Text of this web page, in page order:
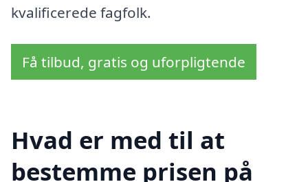
kvalificerede fagfolk.
Få tilbud, gratis og uforpligtende
Hvad er med til at
bestemme prisen på